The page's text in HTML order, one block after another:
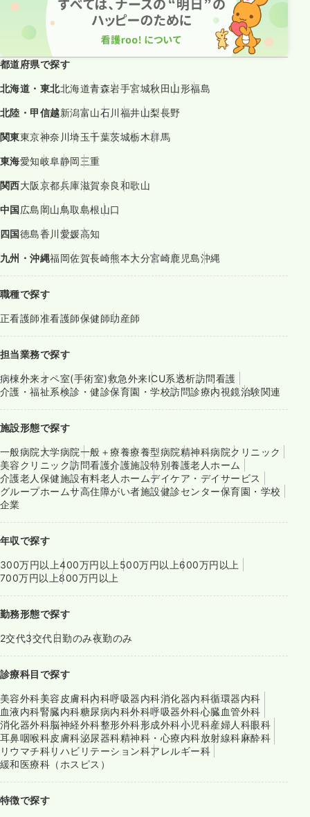
都道府県で探す
北海道・東北北海道青森岩手宮城秋田山形福島
北陸・甲信越新潟富山石川福井山梨長野
関東東京神奈川埼玉千葉茨城栃木群馬
東海愛知岐阜静岡三重
関西大阪京都兵庫滋賀奈良和歌山
中国広島岡山鳥取島根山口
四国徳島香川愛媛高知
九州・沖縄福岡佐賀長崎熊本大分宮崎鹿児島沖縄
職種で探す
正看護師准看護師保健師助産師
担当業務で探す
病棟外来オペ室(手術室)救急外来ICU系透析訪問看護
介護・福祉系検診・健診保育園・学校訪問診療内視鏡治験関連
施設形態で探す
一般病院大学病院一般＋療養療養型病院精神科病院クリニック
美容クリニック訪問看護介護施設特別養護老人ホーム
介護老人保健施設有料老人ホームデイケア・デイサービス
グループホームサ高住障がい者施設健診センター保育園・学校
企業
年収で探す
300万円以上400万円以上 500万円以上600万円以上
700万円以上800万円以上
勤務形態で探す
2交代3交代日勤のみ夜勤のみ
診療科目で探す
美容外科美容皮膚科内科呼吸器内科消化器内科循環器内科
血液内科腎臓内科糖尿病内科外科呼吸器外科心臓血管外科
消化器外科脳神経外科整形外科形成外科小児科産婦人科眼科
耳鼻咽喉科皮膚科泌尿器科精神科・心療内科放射線科麻酔科
リウマチ科リハビリテーション科アレルギー科
緩和医療科（ホスピス）
特徴で探す